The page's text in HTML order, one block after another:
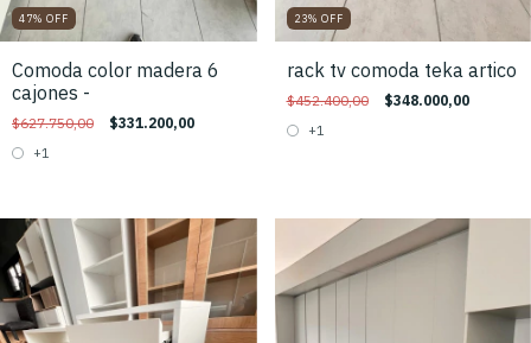
47% OFF
Comoda color madera 6
cajones -
$627.750,00 $331.200,00
+1
23% OFF
rack tv comoda teka artico
$452.400,00 $348.000,00
+1